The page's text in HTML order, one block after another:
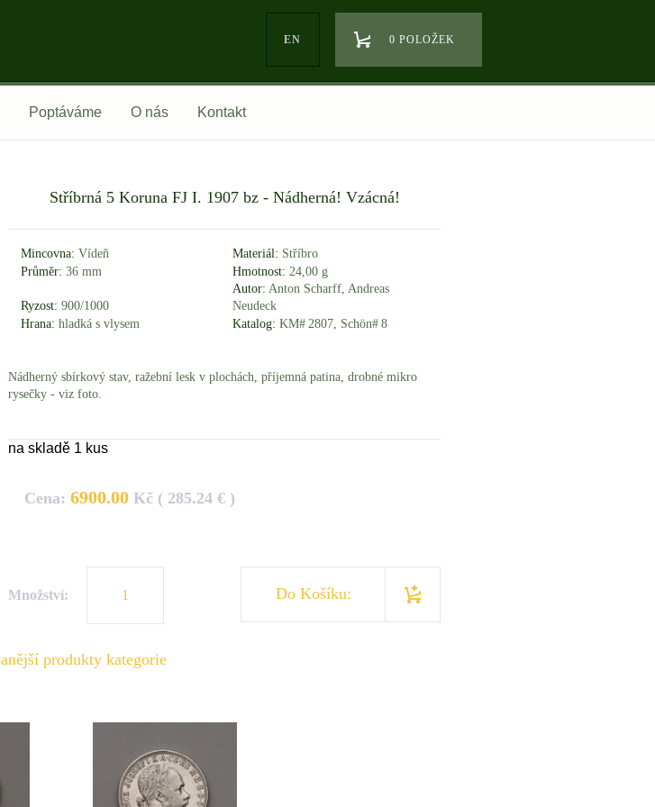
EN 0 POLOŽEK
Poptáváme O nás Kontakt
Stříbrná 5 Koruna FJ I. 1907 bz - Nádherná! Vzácná!
Mincovna: Vídeň Materiál: Stříbro
Průměr: 36 mm Hmotnost: 24,00 g
Ryzost: 900/1000
Autor: Anton Scharff, Andreas
Neudeck
Hrana: hladká s vlysem Katalog: KM# 2807, Schön# 8
Nádherný sbírkový stav, ražební lesk v plochách, příjemná patina, drobné mikro
rysečky - viz foto.
na skladě 1 kus
Cena: 6900.00 Kč ( 285.24 € )
Množství: Do Košíku:
produkty kategorie